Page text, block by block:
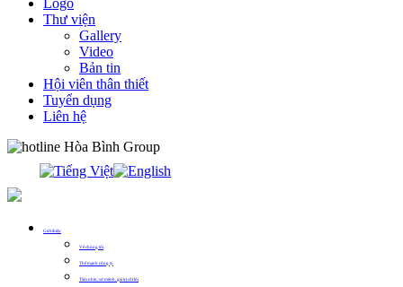
Logo
Thư viện
Gallery
Video
Bản tin
Hội viên thân thiết
Tuyển dụng
Liên hệ
Giới thiệu
Về chúng tôi
Thế mạnh công ty
Tầm nhìn, sứ mệnh, giá trị cốt lõi